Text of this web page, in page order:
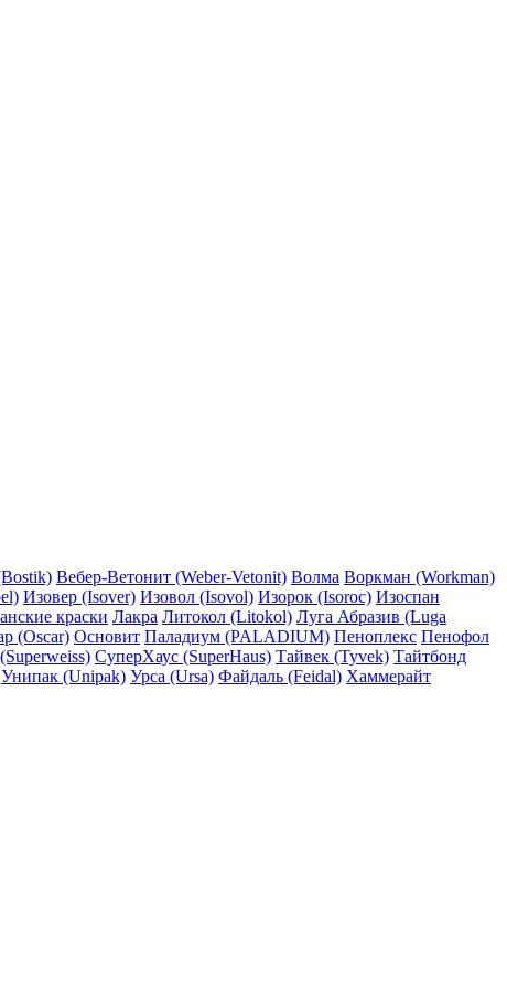
Вебер-Ветонит (Weber-Vetonit) Волма Воркман (Workman)
Изовер (Isover) Изовол (Isovol) Изорок (Isoroc) Изоспан
краски Лакра Литокол (Litokol) Луга Абразив (Luga
(Oscar) Основит Паладиум (PALADIUM) Пеноплекс Пенофол
СуперХаус (SuperHaus) Тайвек (Tyvek) Тайтбонд
Унипак (Unipak) Урса (Ursa) Файдаль (Feidal) Хаммерайт